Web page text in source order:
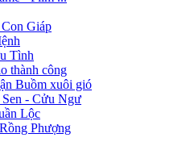
Giáp
Tình
thành công
Buồm xuôi gió
Sen - Cửu Ngư
Lộc
Phượng